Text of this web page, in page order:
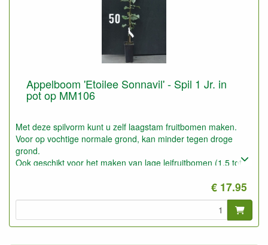
Appelboom 'Etoilee Sonnavil' - Spil 1 Jr. in
pot op MM106
Met deze spilvorm kunt u zelf laagstam fruitbomen maken.
Voor op vochtige normale grond, kan minder tegen droge
grond.
Ook geschikt voor het maken van lage leifruitbomen (1,5 tot
Op zeer goede gronden ook geschikt voor Halfstam.
Geeft snel en goed vruchten
€ 17.95